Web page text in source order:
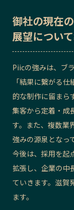
御社の現在
展望につい
Piicの強みは、ブ
「結果に繋がる
的な制作に留まら
集客から定着・成
す。また、複数業
強みの源泉となっ
今後は、採用を起
拡張し、企業の中
ていきます。滋賀
ます。